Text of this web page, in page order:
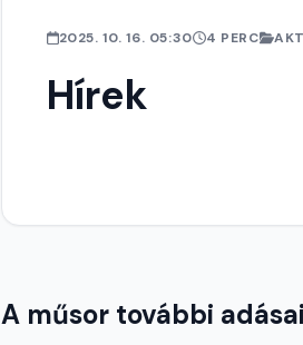
2025. 10. 16. 05:30 4 PERC
Hírek
A műsor további adásai